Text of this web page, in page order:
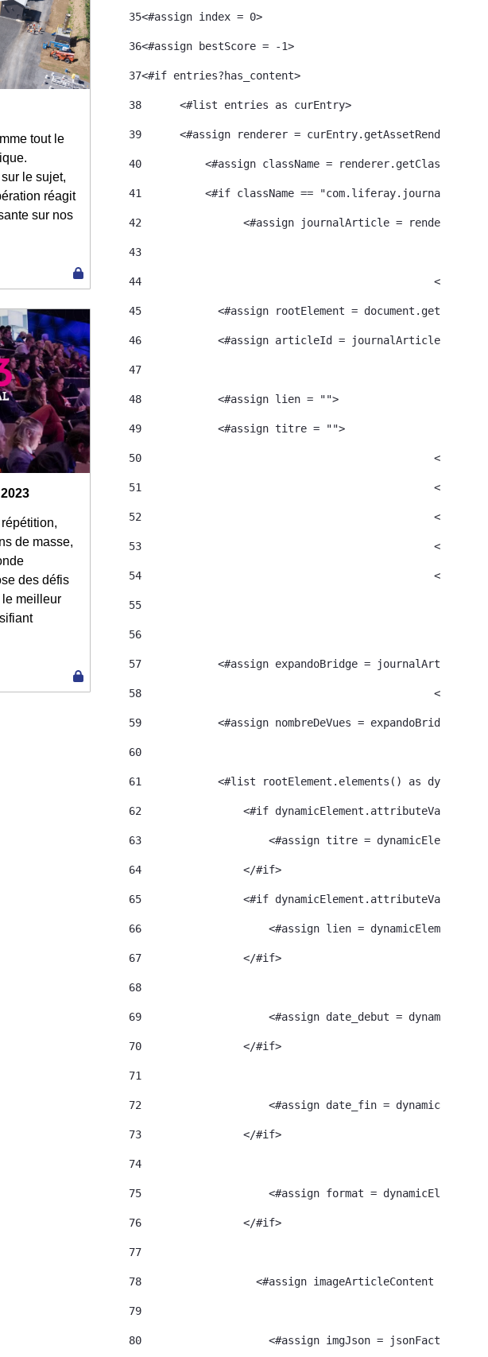
tout le
le sujet,
réagit
sur nos
de masse,
des défis
meilleur
35
36<#assign bestScore = -1>
37<#if entries?has_content>
38
	<#list entries as curEntry>
39
<#assign renderer =
40
<#assign className =
41
<#if className ==
42
<#assign journalArticle =
43
44
45
<#assign rootElement =
46
<#assign articleId =
47
48
            <#assign lien = "">
49
            <#assign titre = "">
50
51
52
53
54
55
56
57
<#assign expandoBridge =
58
59
<#assign nombreDeVues =
60
61
<#list rootElement.elements() as
62
<#if
63
<#assign titre =
64
                </#if>
65
<#if
66
<#assign lien =
67
                </#if>
68
69
<#assign date_debut =
70
                </#if>
71
72
<#assign date_fin =
73
                </#if>
74
75
<#assign format =
76
                </#if>
77
78
<#assign imageArticleContent =
79
80
<#assign imgJson =